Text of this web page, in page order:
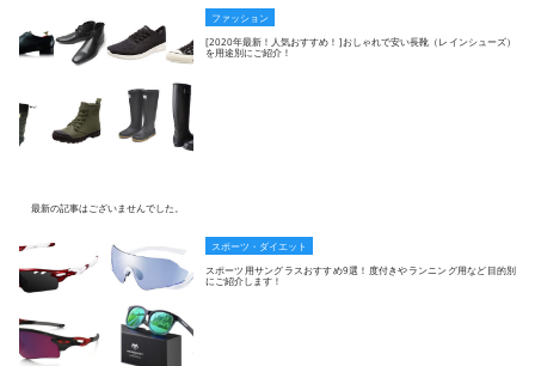
ファッション
[2020年最新！人気おすすめ！]おしゃれで安い長靴（レインシューズ）
を用途別にご紹介！
最新の記事はございませんでした。
スポーツ・ダイエット
スポーツ用サングラスおすすめ9選！度付きやランニング用など目的別
にご紹介します！